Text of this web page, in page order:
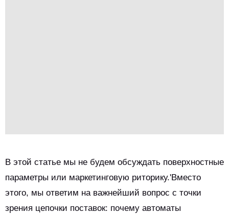
В этой статье мы не будем обсуждать поверхностные
параметры или маркетинговую риторику.'Вместо
этого, мы ответим на важнейший вопрос с точки
зрения цепочки поставок: почему автоматы